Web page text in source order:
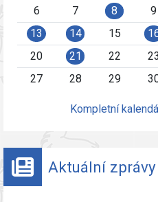
6
7 8 9
13
14 15
20
21 22 23
27
28 29
Kompletní
Aktuální zprávy